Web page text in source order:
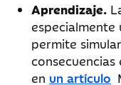
Aprendizaje.
especialmente
permite
en un artículo